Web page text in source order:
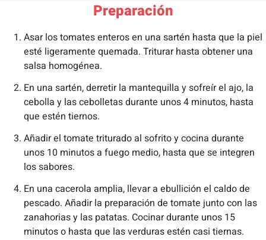
Preparación
Asar los tomates enteros en una sartén hasta que la piel
esté ligeramente quemada. Triturar hasta obtener una
salsa homogénea.
En una sartén, derretir la mantequilla y sofreír el ajo, la
cebolla y las cebolletas durante unos 4 minutos, hasta
que estén tiernos.
Añadir el tomate triturado al sofrito y cocina durante
unos 10 minutos a fuego medio, hasta que se integren
los sabores.
En una cacerola amplia, llevar a ebullición el caldo de
pescado. Añadir la preparación de tomate junto con las
zanahorias y las patatas. Cocinar durante unos 15
minutos o hasta que las verduras estén casi tiernas.